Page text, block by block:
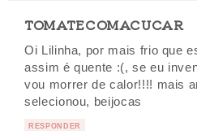
TOMATECOMACUCAR
Oi Lilinha, por mais frio que
assim é quente :(, se eu
vou morrer de calor!!!! mais
selecionou, beijocas
RESPONDER